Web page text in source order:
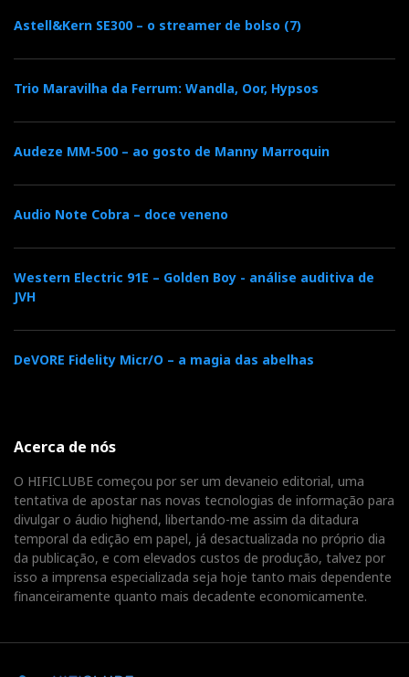
Astell&Kern SE300 – o streamer de bolso (7)
Trio Maravilha da Ferrum: Wandla, Oor, Hypsos
Audeze MM-500 – ao gosto de Manny Marroquin
Audio Note Cobra – doce veneno
Western Electric 91E – Golden Boy - análise auditiva de
JVH
DeVORE Fidelity Micr/O – a magia das abelhas
Acerca de nós
O HIFICLUBE começou por ser um devaneio editorial, uma
tentativa de apostar nas novas tecnologias de informação para
divulgar o áudio highend, libertando-me assim da ditadura
temporal da edição em papel, já desactualizada no próprio dia
da publicação, e com elevados custos de produção, talvez por
isso a imprensa especializada seja hoje tanto mais dependente
financeiramente quanto mais decadente economicamente.